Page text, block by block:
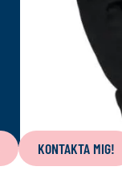
KONTAKTA MIG!